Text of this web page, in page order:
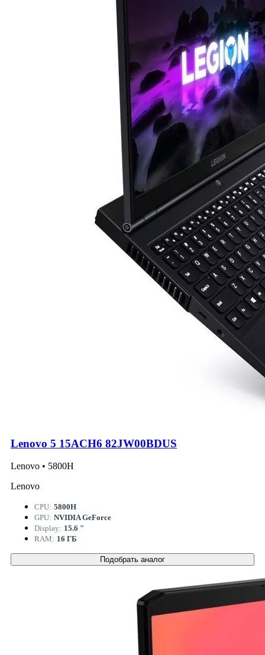
Lenovo 5 15ACH6 82JW00BDUS
Lenovo • 5800H
Lenovo
CPU: 5800H
GPU: NVIDIA GeForce
Display: 15.6 "
RAM: 16 ГБ
Подобрать аналог